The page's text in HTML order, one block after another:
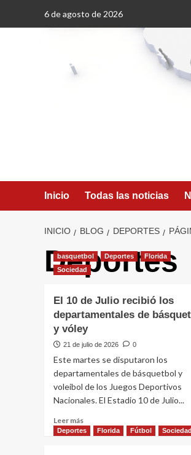
6 de agosto de 2026
Inicio Todas las noticias
INICIO BLOG DEPORTES
Deportes
basquetbol Deportes
Florida
Sociedad
El 10 de Julio recibió los
departamentales de básquet
y vóley
21 de julio de 2026 0
Este martes se disputaron los
departamentales de básquetbol y
voleibol de los Juegos Deportivos
Nacionales. El Estadio 10 de Julio...
Leer más
más
Deportes Florida Fútbol Sociedad